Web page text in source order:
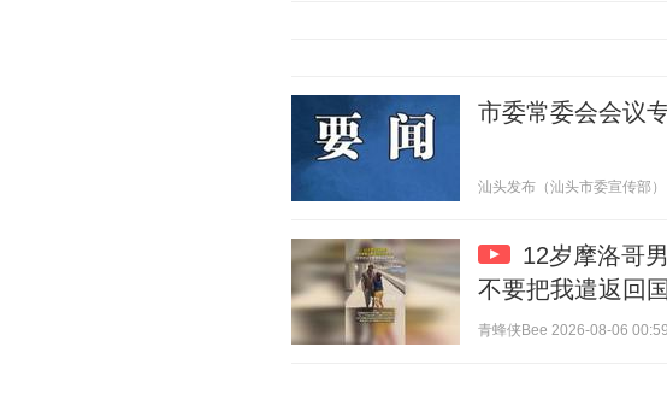
市委常委会会议
汕头发布（汕头市委宣传部
12岁摩洛哥
不要把我遣返回
青蜂侠Bee 2026-08-06